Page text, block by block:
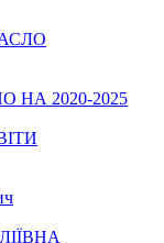
НА 2020-2025